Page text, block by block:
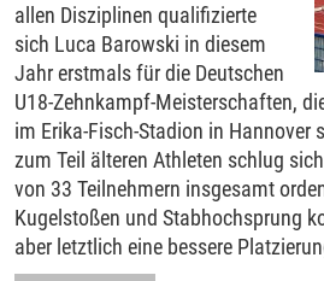
allen Disziplinen qualifizierte
sich Luca Barowski in diesem
Jahr erstmals für die Deutschen
U18-Zehnkampf-Meisterschaften,
im Erika-Fisch-Stadion in Hannover
zum Teil älteren Athleten schlug
von 33 Teilnehmern insgesamt
Kugelstoßen und Stabhochsprung
aber letztlich eine bessere